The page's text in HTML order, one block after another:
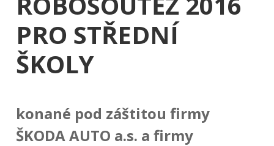
PRO STŘEDNÍ
ŠKOLY
konané pod záštitou firmy
ŠKODA AUTO a.s. a firmy